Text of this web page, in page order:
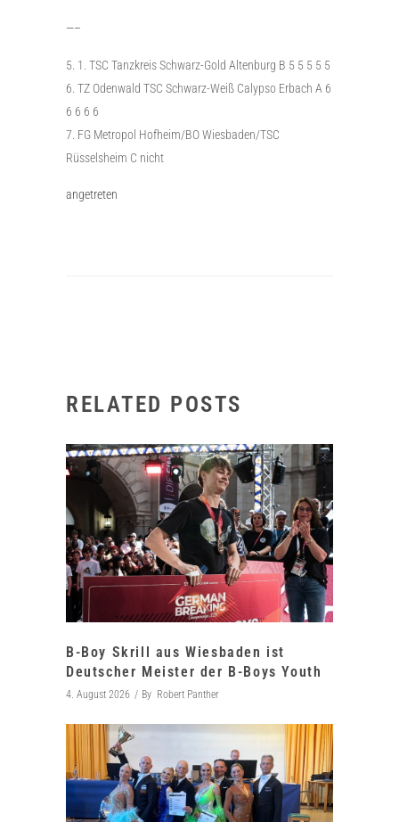
—–
1. TSC Tanzkreis Schwarz-Gold Altenburg B 5 5 5 5 5
TZ Odenwald TSC Schwarz-Weiß Calypso Erbach A 6
6 6 6 6
FG Metropol Hofheim/BO Wiesbaden/TSC
Rüsselsheim C nicht
angetreten
RELATED POSTS
B-Boy Skrill aus Wiesbaden ist
Deutscher Meister der B-Boys Youth
4. August 2026 By Robert Panther